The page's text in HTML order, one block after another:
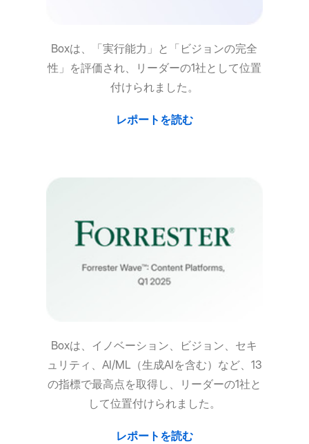
Boxは、「実行能力」と「ビジョンの完全
性」を評価され、リーダーの1社として位置
付けられました。
レポートを読む
Boxは、イノベーション、ビジョン、セキ
ュリティ、AI/ML（生成AIを含む）など、13
の指標で最高点を取得し、リーダーの1社と
して位置付けられました。
レポートを読む